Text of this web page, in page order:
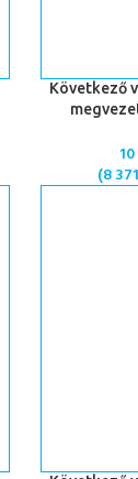
KOSÁRBA
Következő
(8 371